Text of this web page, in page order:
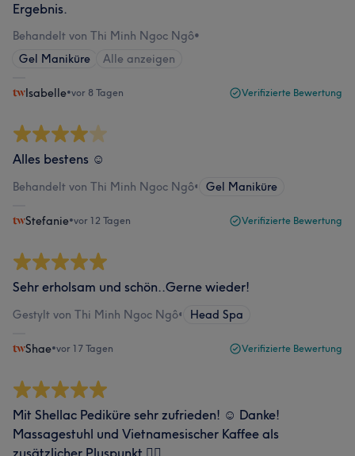
Ergebnis.
Behandelt von Thi Minh Ngoc Ngô•
Gel Maniküre
Alle anzeigen
Isabelle•vor 8 Tagen Verifizierte Bewertung
Alles bestens ☺️
Behandelt von Thi Minh Ngoc Ngô• Gel Maniküre
Stefanie•vor 12 Tagen Verifizierte Bewertung
Sehr erholsam und schön..Gerne wieder!
Gestylt von Thi Minh Ngoc Ngô• Head Spa
Shae•vor 17 Tagen Verifizierte Bewertung
Mit Shellac Pediküre sehr zufrieden! ☺️ Danke!
Massagestuhl und Vietnamesischer Kaffee als
zusätzlicher Pluspunkt 👍🏻